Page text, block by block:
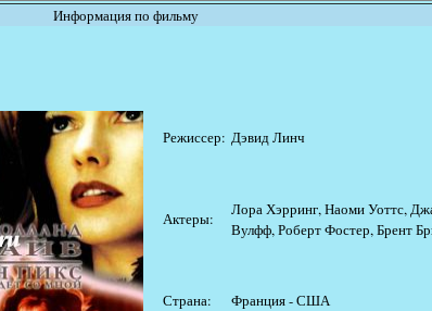
Информация по фильму
Режиссер: Дэвид Линч
Актеры:
Лора Хэрринг, Наоми Уоттс,
Вулфф, Роберт Фостер, Брент
Страна: Франция - США